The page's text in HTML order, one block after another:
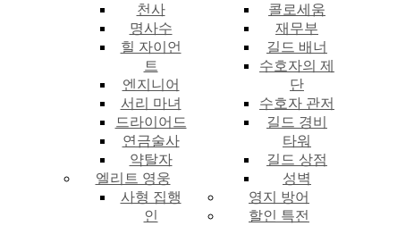
천사
명사수
힐 자이언
트
엔지니어
서리 마녀
드라이어드
연금술사
약탈자
엘리트 영웅
사형 집행
인
콜로세움
재무부
길드 배너
수호자의 제
단
수호자 관저
길드 경비
타워
길드 상점
성벽
영지 방어
할인 특전